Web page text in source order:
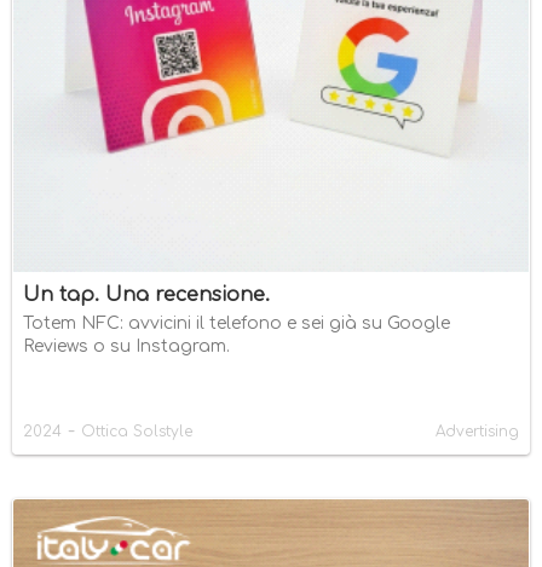
Un tap. Una recensione.
Totem NFC: avvicini il telefono e sei già su Google
Reviews o su Instagram.
2024 - Ottica Solstyle Advertising